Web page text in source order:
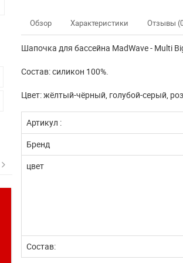
Временно не доступны
Обзор Характеристики Отзывы
Шапочка для бассейна MadWave - Multi
Состав: силикон 100%.
Цвет: жёлтый-чёрный, голубой-серый,
Артикул :
Бренд
цвет
Состав: